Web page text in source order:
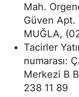
Mah.
Güven Apt.
MUĞLA,
Tacirler
numarası:
Merkezi B
238 11 89